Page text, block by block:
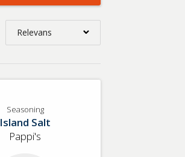
Relevans
Nyaste
Benämning A-Ö
Varumärken A-Ö
Seasoning
Island Salt
Pappi's